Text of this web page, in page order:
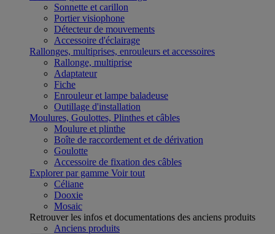
Sonnette et carillon
Portier visiophone
Détecteur de mouvements
Accessoire d'éclairage
Rallonges, multiprises, enrouleurs et accessoires
Rallonge, multiprise
Adaptateur
Fiche
Enrouleur et lampe baladeuse
Outillage d'installation
Moulures, Goulottes, Plinthes et câbles
Moulure et plinthe
Boîte de raccordement et de dérivation
Goulotte
Accessoire de fixation des câbles
Explorer par gamme Voir tout
Céliane
Dooxie
Mosaic
Retrouver les infos et documentations des anciens produits
Anciens produits